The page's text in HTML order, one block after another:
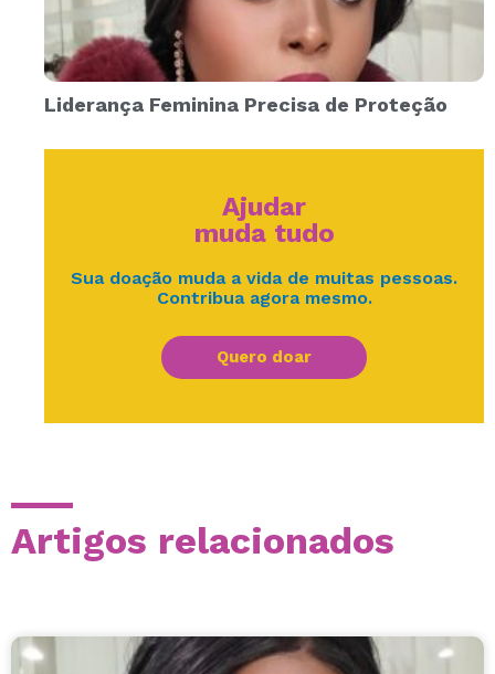
Liderança Feminina Precisa de Proteção
Ajudar
muda tudo
Sua doação muda a vida de muitas pessoas.
Contribua agora mesmo.
Quero doar
Artigos relacionados